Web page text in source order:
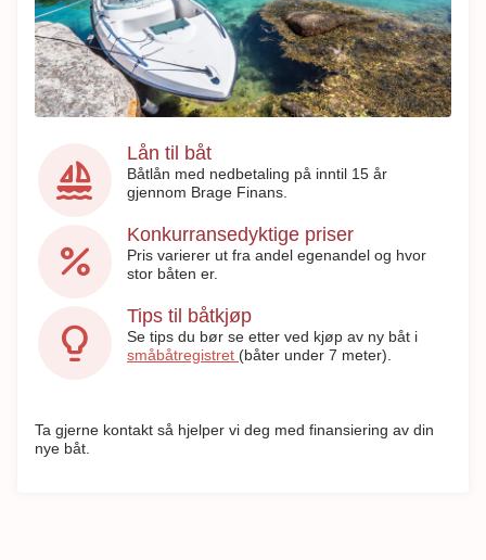
sailing
Lån til båt
Båtlån med nedbetaling på inntil 15 år
gjennom Brage Finans.
percent
Konkurransedyktige priser
Pris varierer ut fra andel egenandel og hvor
stor båten er.
lightbulb_2
Tips til båtkjøp
Se tips du bør se etter ved kjøp av ny båt i
småbåtregistret (båter under 7 meter).
Ta gjerne kontakt så hjelper vi deg med finansiering av din
nye båt.